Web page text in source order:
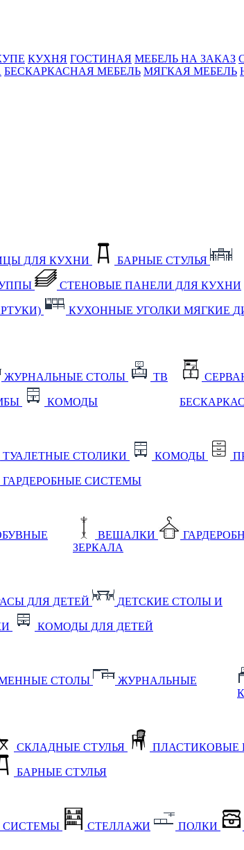
КУХНЯ ГОСТИНАЯ МЕБЕЛЬ НА ЗАКАЗ
БЕСКАРКАСНАЯ МЕБЕЛЬ МЯГКАЯ МЕБЕЛЬ
ДЛЯ КУХНИ БАРНЫЕ СТУЛЬЯ
СТЕНОВЫЕ ПАНЕЛИ ДЛЯ КУХНИ
КУХОННЫЕ УГОЛКИ МЯГКИЕ
ЖУРНАЛЬНЫЕ СТОЛЫ ТВ
КОМОДЫ
ТУАЛЕТНЫЕ СТОЛИКИ КОМОДЫ
ГАРДЕРОБНЫЕ СИСТЕМЫ
ВЕШАЛКИ
ЗЕРКАЛА
ДЛЯ ДЕТЕЙ ДЕТСКИЕ СТОЛЫ И
КОМОДЫ ДЛЯ ДЕТЕЙ
СТОЛЫ
ЖУРНАЛЬНЫЕ
СКЛАДНЫЕ СТУЛЬЯ ПЛАСТИКОВЫЕ
БАРНЫЕ СТУЛЬЯ
СИСТЕМЫ СТЕЛЛАЖИ ПОЛКИ